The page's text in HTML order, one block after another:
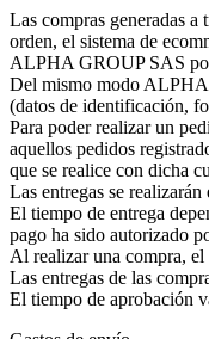
Las compras generadas
orden, el sistema de
ALPHA GROUP SAS
Del mismo modo ALPHA
(datos de identificación,
Para poder realizar un
aquellos pedidos
que se realice con dicha
Las entregas se
El tiempo de entrega
pago ha sido autorizado
Al realizar una compra,
Las entregas de las
El tiempo de aprobación